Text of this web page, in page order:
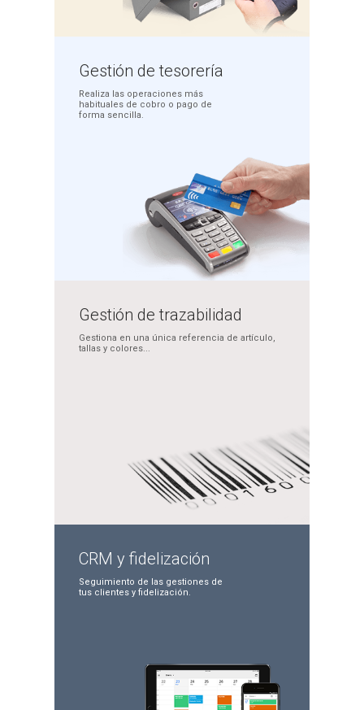
Gestiónde tesorería
Realiza las operaciones más
habituales de cobro o pago de
forma sencilla.
Gestión detrazabilidad
Gestiona en una única referencia de artículo,
tallas y colores...
CRM y fidelización
Seguimiento de las gestiones de
tus clientesy fidelización.